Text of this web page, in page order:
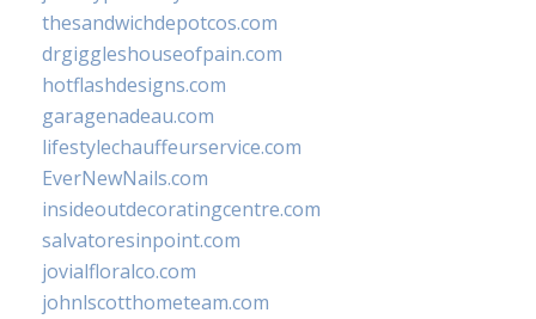
thesandwichdepotcos.com
drgiggleshouseofpain.com
hotflashdesigns.com
garagenadeau.com
lifestylechauffeurservice.com
EverNewNails.com
insideoutdecoratingcentre.com
salvatoresinpoint.com
jovialfloralco.com
johnlscotthometeam.com